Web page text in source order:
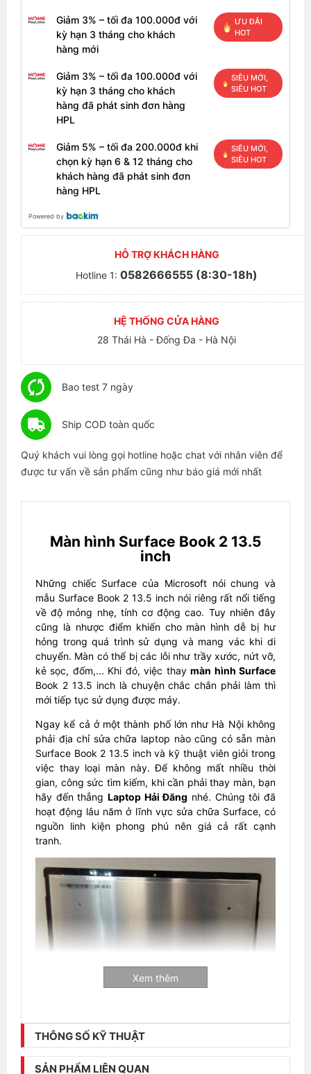
Giảm 3% – tối đa 100.000đ với
kỳ hạn 3 tháng cho khách
hàng mới
ƯU ĐÃI
HOT
Giảm 3% – tối đa 100.000đ với
kỳ hạn 3 tháng cho khách
hàng đã phát sinh đơn hàng
HPL
SIÊU MỚI,
SIÊU HOT
Giảm 5% – tối đa 200.000đ khi
chọn kỳ hạn 6 & 12 tháng cho
khách hàng đã phát sinh đơn
hàng HPL
SIÊU MỚI,
SIÊU HOT
Powered by
HỖ TRỢ KHÁCH HÀNG
Hotline 1: 0582666555 (8:30-18h)
HỆ THỐNG CỬA HÀNG
28 Thái Hà - Đống Đa - Hà Nội
Bao test 7 ngày
Ship COD toàn quốc
Quý khách vui lòng gọi hotline hoặc chat với nhân viên để
được tư vấn về sản phẩm cũng như báo giá mới nhất
Màn hình Surface Book 2 13.5
inch
Những chiếc Surface của Microsoft nói chung và
mẫu Surface Book 2 13.5 inch nói riêng rất nổi tiếng
về độ mỏng nhẹ, tính cơ động cao. Tuy nhiên đây
cũng là nhược điểm khiến cho màn hình dễ bị hư
hỏng trong quá trình sử dụng và mang vác khi di
chuyển. Màn có thể bị các lỗi như trầy xước, nứt vỡ,
kẻ sọc, đốm,... Khi đó, việc thaymàn hình Surface
Book 2 13.5 inch là chuyện chắc chắn phải làm thì
mới tiếp tục sử dụng được máy.
Ngay kể cả ở một thành phố lớn như Hà Nội không
phải địa chỉ sửa chữa laptop nào cũng có sẵn màn
Surface Book 2 13.5 inch và kỹ thuật viên giỏi trong
việc thay loại màn này. Để không mất nhiều thời
gian, công sức tìm kiếm, khi cần phải thay màn, bạn
hãy đến thẳng Laptop Hải Đăng nhé. Chúng tôi đã
hoạt động lâu năm ở lĩnh vực sửa chữa Surface, có
nguồn linh kiện phong phú nên giá cả rất cạnh
tranh.
Thông số kĩ thuật:
Xem thêm
THÔNG SỐ KỸ THUẬT
SẢN PHẨM LIÊN QUAN